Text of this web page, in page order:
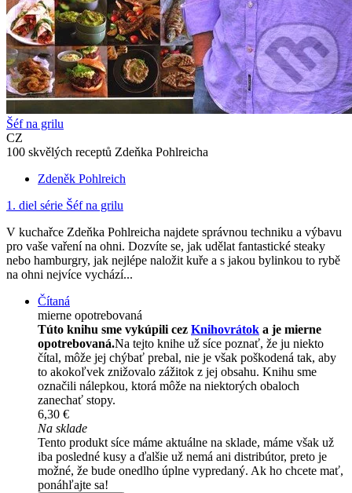
Šéf na grilu
CZ
100 skvělých receptů Zdeňka Pohlreicha
Zdeněk Pohlreich
1. diel série Šéf na grilu
V kuchařce Zdeňka Pohlreicha najdete správnou techniku a výbavu
pro vaše vaření na ohni. Dozvíte se, jak udělat fantastické steaky
nebo hamburgry, jak nejlépe naložit kuře a s jakou bylinkou to rybě
na ohni nejvíce vychází...
Čítaná
mierne opotrebovaná
Túto knihu sme vykúpili cez Knihovrátok a je mierne
opotrebovaná.Na tejto knihe už síce poznať, že ju niekto
čítal, môže jej chýbať prebal, nie je však poškodená tak, aby
to akokoľvek znižovalo zážitok z jej obsahu. Knihu sme
označili nálepkou, ktorá môže na niektorých obaloch
zanechať stopy.
6,30 €
Na sklade
Tento produkt síce máme aktuálne na sklade, máme však už
iba posledné kusy a ďalšie už nemá ani distribútor, preto je
možné, že bude onedlho úplne vypredaný. Ak ho chcete mať,
ponáhľajte sa!